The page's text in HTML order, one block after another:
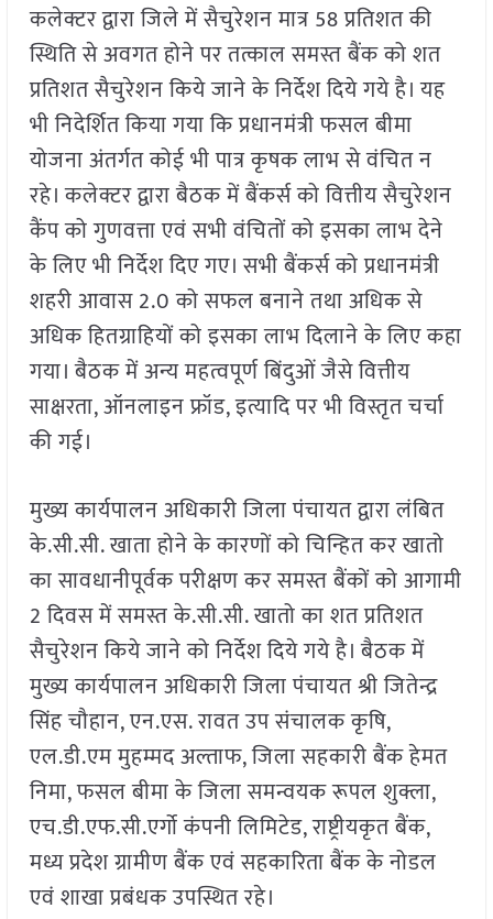
कलेक्टर द्वारा जिले में सैचुरेशन मात्र 58 प्रतिशत की
स्थिति से अवगत होने पर तत्काल समस्त बैंक को शत
प्रतिशत सैचुरेशन किये जाने के निर्देश दिये गये है। यह
भी निदेर्शित किया गया कि प्रधानमंत्री फसल बीमा
योजना अंतर्गत कोई भी पात्र कृषक लाभ से वंचित न
रहे। कलेक्टर द्वारा बैठक में बैंकर्स को वित्तीय सैचुरेशन
कैंप को गुणवत्ता एवं सभी वंचितों को इसका लाभ देने
के लिए भी निर्देश दिए गए। सभी बैंकर्स को प्रधानमंत्री
शहरी आवास 2.0 को सफल बनाने तथा अधिक से
अधिक हितग्राहियों को इसका लाभ दिलाने के लिए कहा
गया। बैठक में अन्य महत्वपूर्ण बिंदुओं जैसे वित्तीय
साक्षरता, ऑनलाइन फ्रॉड, इत्यादि पर भी विस्तृत चर्चा
की गई।
मुख्य कार्यपालन अधिकारी जिला पंचायत द्वारा लंबित
के.सी.सी. खाता होने के कारणों को चिन्हित कर खातो
का सावधानीपूर्वक परीक्षण कर समस्त बैंकों को आगामी
2 दिवस में समस्त के.सी.सी. खातो का शत प्रतिशत
सैचुरेशन किये जाने को निर्देश दिये गये है। बैठक में
मुख्य कार्यपालन अधिकारी जिला पंचायत श्री जितेन्द्र
सिंह चौहान, एन.एस. रावत उप संचालक कृषि,
एल.डी.एम मुहम्मद अल्ताफ, जिला सहकारी बैंक हेमत
निमा, फसल बीमा के जिला समन्वयक रूपल शुक्ला,
एच.डी.एफ.सी.एर्गो कंपनी लिमिटेड, राष्ट्रीयकृत बैंक,
मध्य प्रदेश ग्रामीण बैंक एवं सहकारिता बैंक के नोडल
एवं शाखा प्रबंधक उपस्थित रहे।